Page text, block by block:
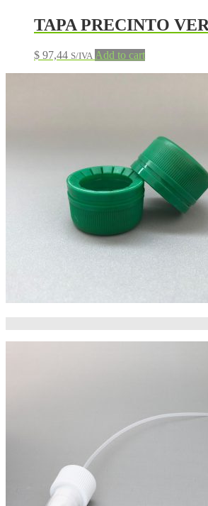
TAPA PRECINTO
$ 97,44 S/IVA Add to cart